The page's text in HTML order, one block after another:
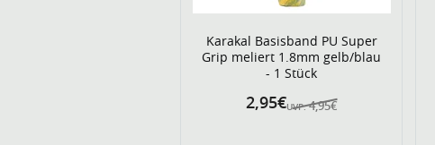
Karakal Basisband PU Super
Grip meliert 1.8mm gelb/blau
- 1 Stück
UVP: 4,95€
2,95€